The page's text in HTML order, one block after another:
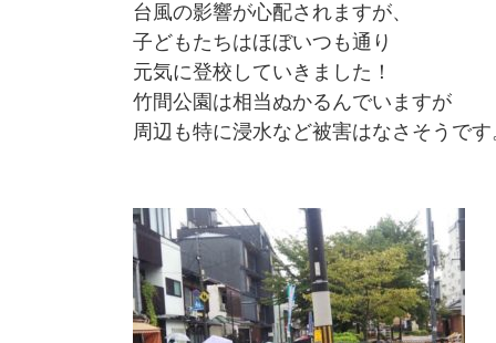
台風の影響が心配されますが、
子どもたちはほぼいつも通り
元気に登校していきました！
竹間公園は相当ぬかるんでいますが
周辺も特に浸水など被害はなさそうです